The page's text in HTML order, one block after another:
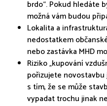
brdo“. Pokud hledáte
možná vám budou
Lokalita a
nedostatkem
nebo zastávka MHD
Riziko „kupování
pořizujete
s tím, že se může
vypadat trochu jinak